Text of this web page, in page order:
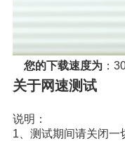
您的下载速度为 ：
关于网速测试
说明：
1、测试期间请关闭一